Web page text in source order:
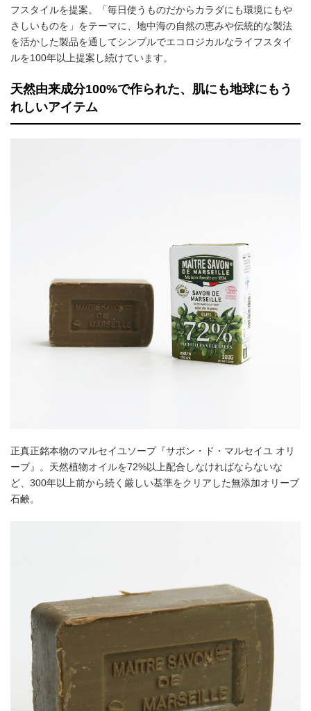
フスタイルを提案。「毎日使うものだからカラダにも環境にもや
さしいものを」をテーマに、地中海の自然の恵みや伝統的な製法
を活かした製品を通してシンプルでエコロジカルなライフスタイ
ルを100年以上提案し続けています。
天然由来成分100%で作られた、肌にも地球にもう
れしいアイテム
正真正銘本物のマルセイユソープ『サボン・ド・マルセイユ オリ
ーブ』。天然植物オイルを72%以上配合しなければならないな
ど、300年以上前から続く厳しい基準をクリアした無添加オリーブ
石鹸。